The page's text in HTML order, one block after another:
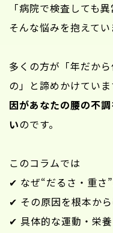
「病院で検査しても
そんな悩みを抱えてい
多くの方が「年だか
の」と諦めかけてい
因があなたの腰の不
いのです。
このコラムでは
✔ なぜ“だるさ・重さ
✔ その原因を根本か
✔ 具体的な運動・栄